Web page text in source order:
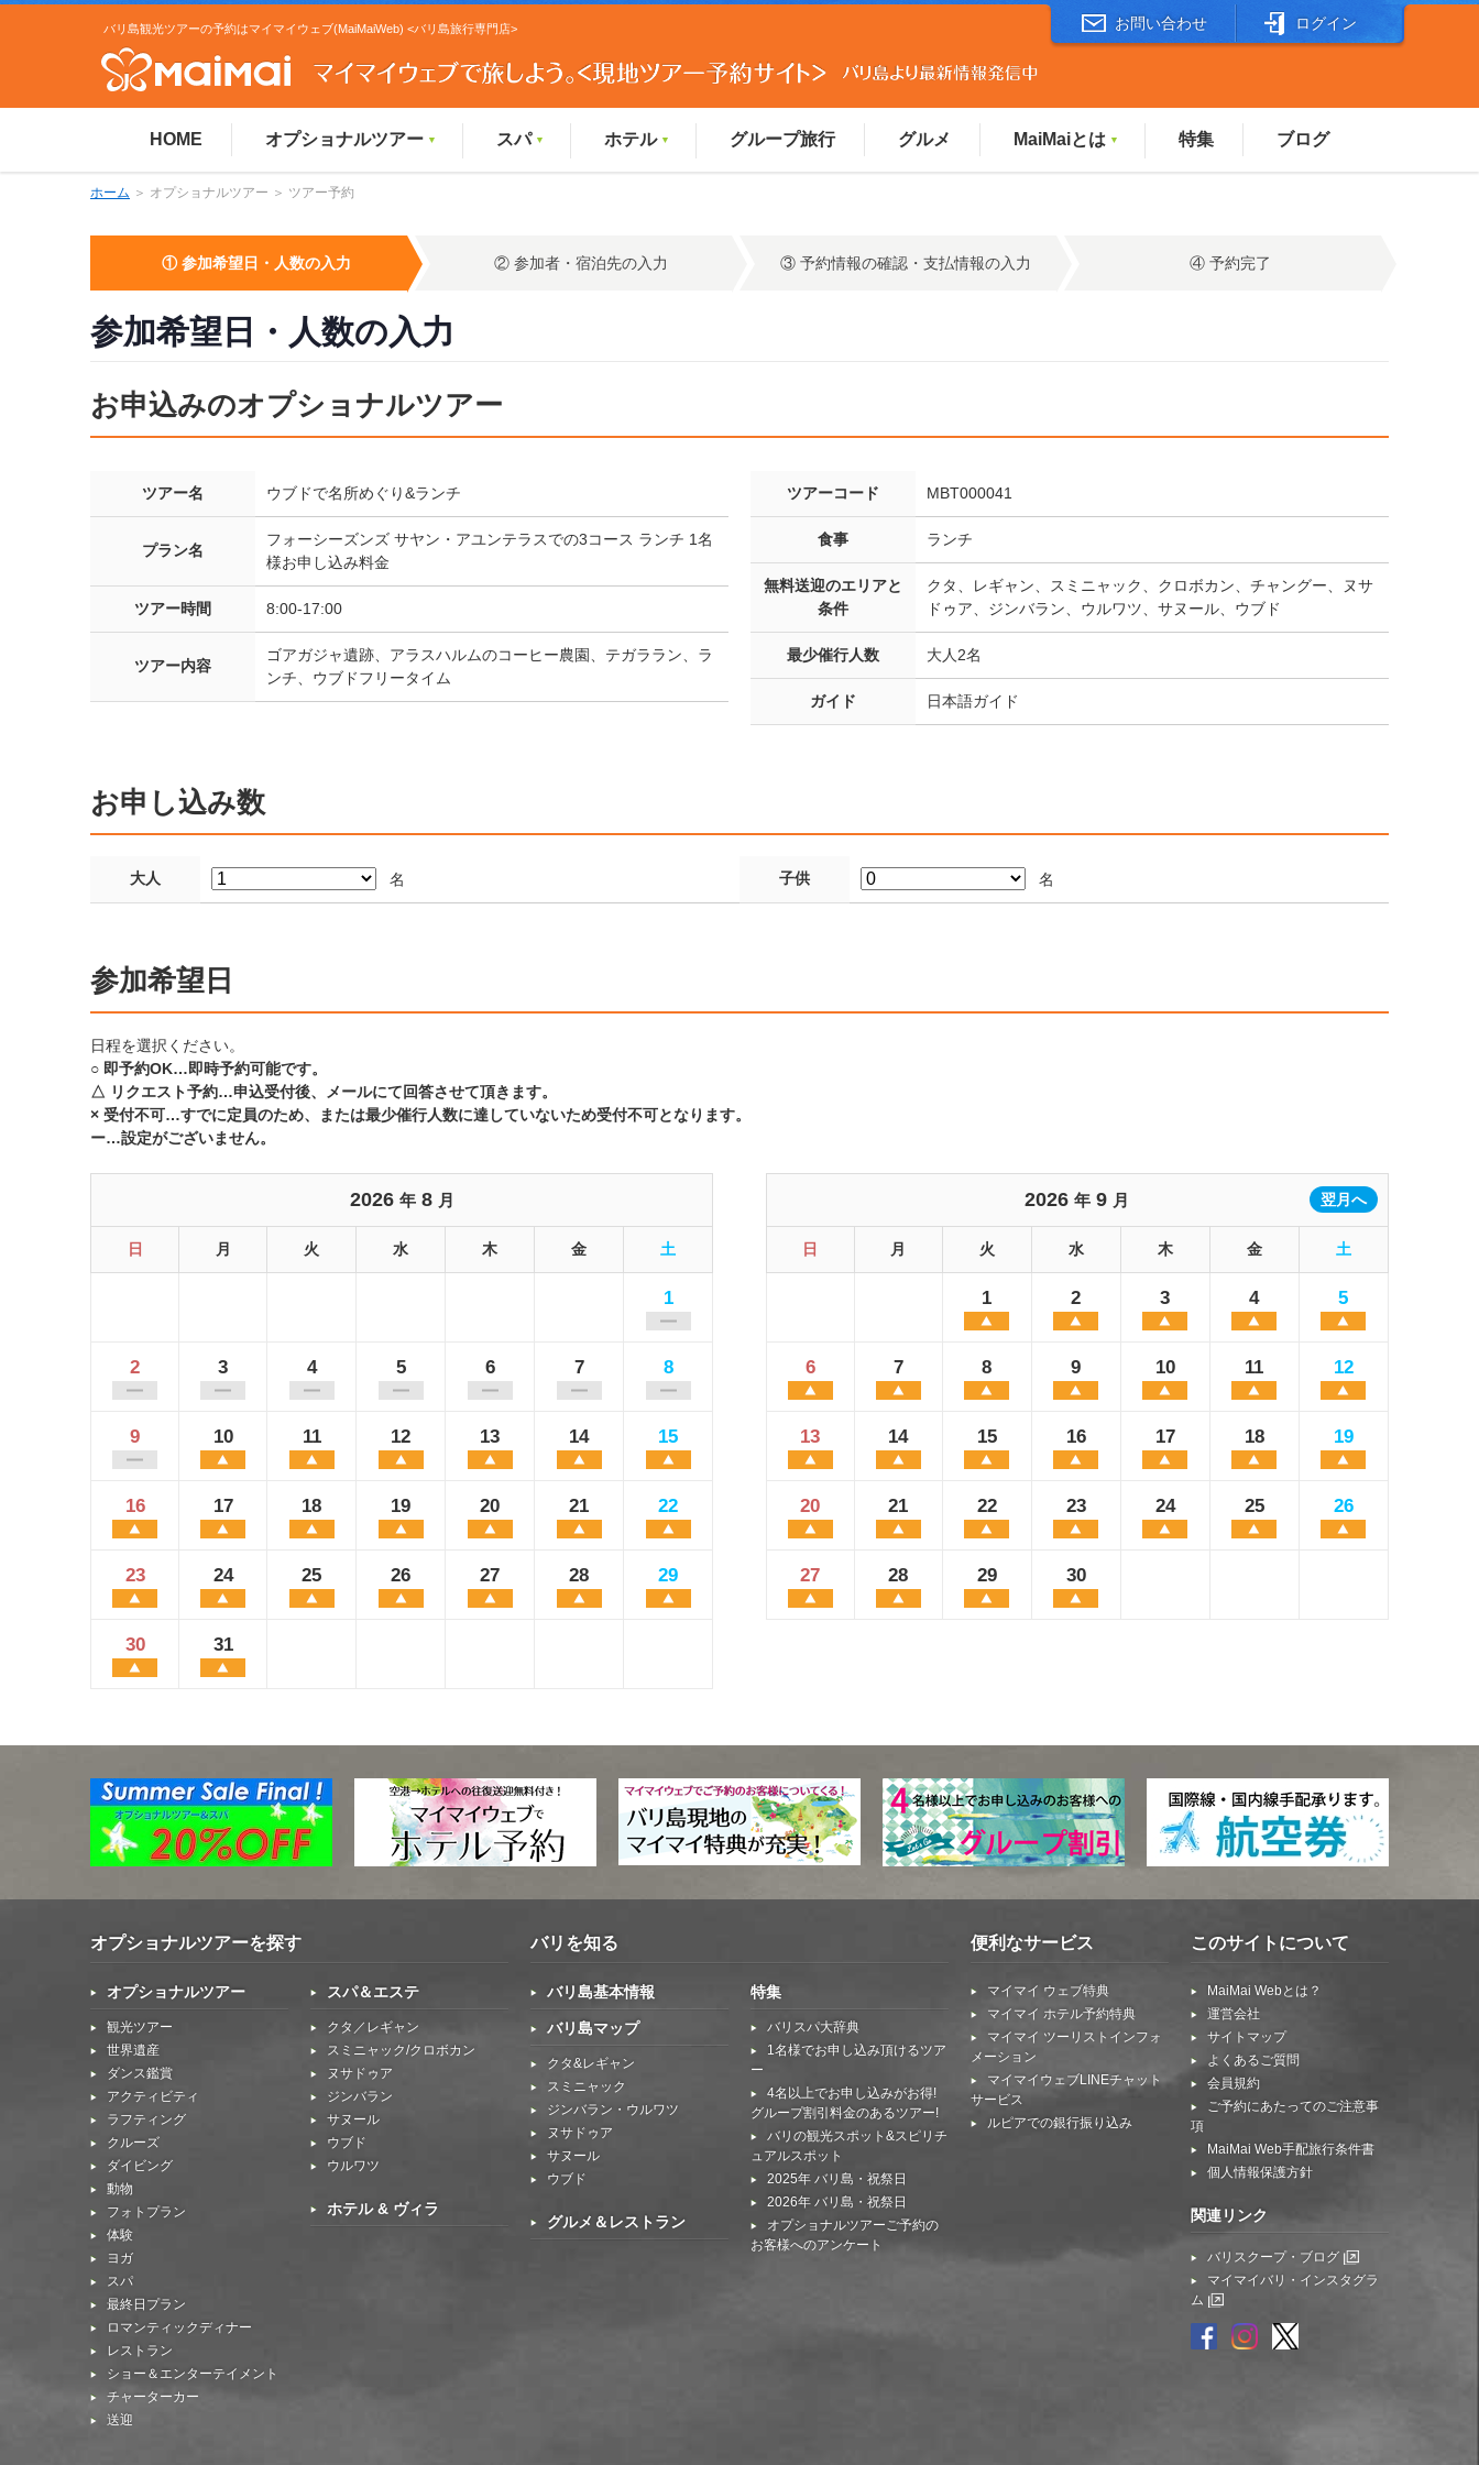
お問い合わせ ログイン
バリ島観光ツアーの予約はマイマイウェブ(MaiMaiWeb) <バリ島旅行専門店>
HOME オプショナルツアー ▼ スパ ▼ ホテル ▼ グループ旅行 グルメ MaiMaiとは ▼ 特集 ブログ
ホーム ＞ オプショナルツアー ＞ ツアー予約
① 参加希望日・人数の入力 ② 参加者・宿泊先の入力 ③ 予約情報の確認・支払情報の入力 ④ 予約完了
参加希望日・人数の入力
お申込みのオプショナルツアー
ツアー名 ウブドで名所めぐり&ランチ
プラン名
フォーシーズンズ サヤン・アユンテラスでの3コース ランチ 1名
様お申し込み料金
ツアー時間 8:00-17:00
ツアー内容
ゴアガジャ遺跡、アラスハルムのコーヒー農園、テガララン、ラ
ンチ、ウブドフリータイム
ツアーコード MBT000041
食事 ランチ
無料送迎のエリアと
条件
クタ、レギャン、スミニャック、クロボカン、チャングー、ヌサ
ドゥア、ジンバラン、ウルワツ、サヌール、ウブド
最少催行人数 大人2名
ガイド 日本語ガイド
お申し込み数
大人 名 子供 名
参加希望日
日程を選択ください。
○ 即予約OK…即時予約可能です。
△ リクエスト予約…申込受付後、メールにて回答させて頂きます。
× 受付不可…すでに定員のため、または最少催行人数に達していないため受付不可となります。
ー…設定がございません。
2026 年8 月
日 月 火 水 木 金 土
1
2 3 4 5 6 7 8
9 10 11 12 13 14 15
16 17 18 19 20 21 22
23 24 25 26 27 28 29
30 31
2026年 9 月 翌月へ
日 月 火 水 木 金 土
1 2 3 4 5
6 7 8 9 10 11 12
13 14 15 16 17 18 19
20 21 22 23 24 25 26
27 28 29 30
オプショナルツアーを探す
オプショナルツアー
観光ツアー
世界遺産
ダンス鑑賞
アクティビティ
ラフティング
クルーズ
ダイビング
動物
フォトプラン
体験
ヨガ
スパ
最終日プラン
ロマンティックディナー
レストラン
ショー＆エンターテイメント
チャーターカー
送迎
スパ＆エステ
クタ／レギャン
スミニャック/クロボカン
ヌサドゥア
ジンバラン
サヌール
ウブド
ウルワツ
ホテル & ヴィラ
バリを知る
バリ島基本情報
バリ島マップ
クタ&レギャン
スミニャック
ジンバラン・ウルワツ
ヌサドゥア
サヌール
ウブド
グルメ＆レストラン
特集
バリスパ大辞典
1名様でお申し込み頂けるツア
ー
4名以上でお申し込みがお得!
グループ割引料金のあるツアー!
バリの観光スポット&スピリチ
ュアルスポット
2025年 バリ島・祝祭日
2026年 バリ島・祝祭日
オプショナルツアーご予約の
お客様へのアンケート
便利なサービス
マイマイ ウェブ特典
マイマイ ホテル予約特典
マイマイ ツーリストインフォ
メーション
マイマイウェブLINEチャット
サービス
ルピアでの銀行振り込み
このサイトについて
MaiMai Webとは？
運営会社
サイトマップ
よくあるご質問
会員規約
ご予約にあたってのご注意事
項
MaiMai Web手配旅行条件書
個人情報保護方針
関連リンク
バリスクープ・ブログ
マイマイバリ・インスタグラ
ム